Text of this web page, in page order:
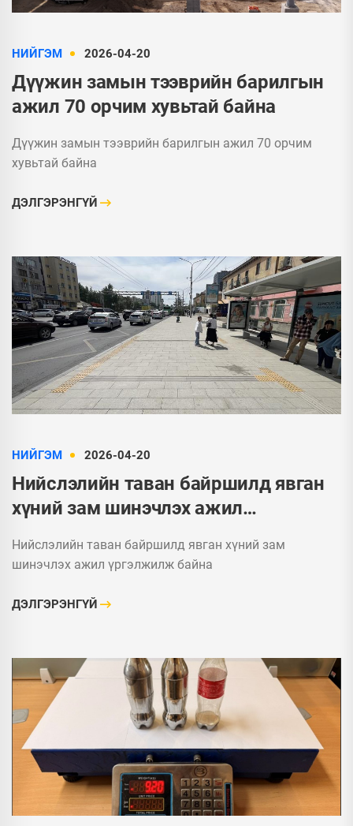
НИЙГЭМ 2026-04-20
Дүүжин замын тээврийн барилгын
ажил 70 орчим хувьтай байна
Дүүжин замын тээврийн барилгын ажил 70 орчим
хувьтай байна
ДЭЛГЭРЭНГҮЙ
НИЙГЭМ 2026-04-20
Нийслэлийн таван байршилд явган
хүний зам шинэчлэх ажил
Нийслэлийн таван байршилд явган хүний зам
шинэчлэх ажил үргэлжилж байна
ДЭЛГЭРЭНГҮЙ